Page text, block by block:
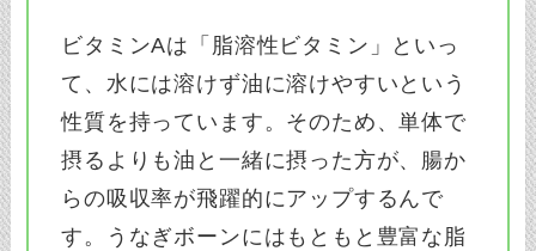
ビタミンAは「脂溶性ビタミン」といっ
て、水には溶けず油に溶けやすいという
性質を持っています。そのため、単体で
摂るよりも油と一緒に摂った方が、腸か
らの吸収率が飛躍的にアップするんで
す。うなぎボーンにはもともと豊富な脂